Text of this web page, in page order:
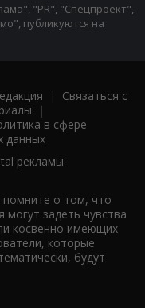
"PR", "Спецпроект",
публикуются на
| Связаться с
|
в сфере
данных
рекламы
помните о том, что
задеть чувства
косвенно имеющих
которые
будут